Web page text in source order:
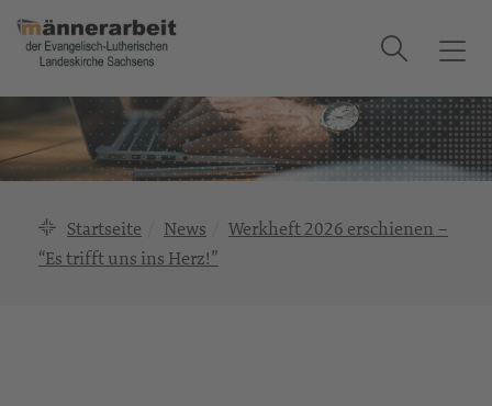
T
g
g
l
a
Suche
Startseite News
Werkheft 2026 erschienen –
“Es trifft uns ins Herz!”